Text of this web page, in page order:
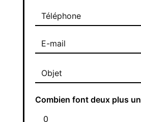
Combien font deux plus un